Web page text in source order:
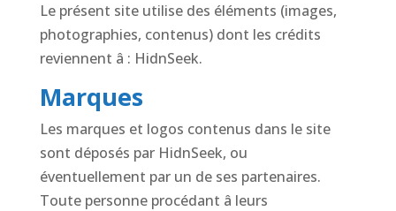
Le présent site utilise des éléments (images,
photographies, contenus) dont les crédits
reviennent â : HidnSeek.
Marques
Les marques et logos contenus dans le site
sont déposés par HidnSeek, ou
éventuellement par un de ses partenaires.
Toute personne procédant â leurs